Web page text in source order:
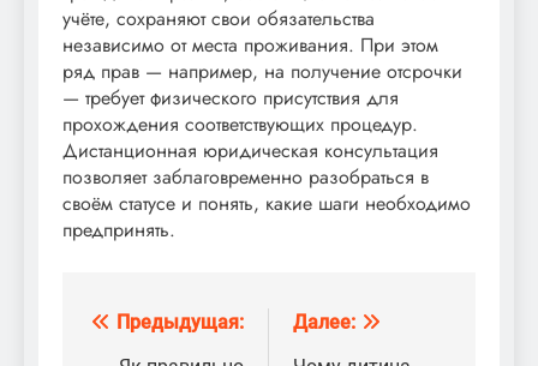
учёте, сохраняют свои обязательства
независимо от места проживания. При этом
ряд прав — например, на получение отсрочки
— требует физического присутствия для
прохождения соответствующих процедур.
Дистанционная юридическая консультация
позволяет заблаговременно разобраться в
своём статусе и понять, какие шаги необходимо
предпринять.
Навигация
Предыдущая:
Далее: